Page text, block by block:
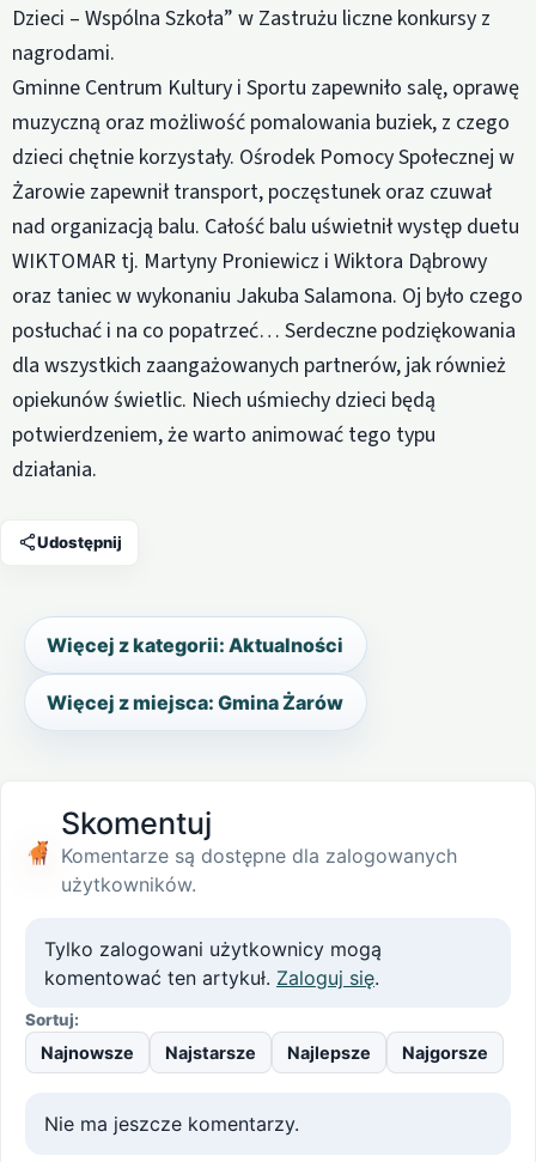
Dzieci – Wspólna Szkoła” w Zastrużu liczne konkursy z
nagrodami.
Gminne Centrum Kultury i Sportu zapewniło salę, oprawę
muzyczną oraz możliwość pomalowania buziek, z czego
dzieci chętnie korzystały. Ośrodek Pomocy Społecznej w
Żarowie zapewnił transport, poczęstunek oraz czuwał
nad organizacją balu. Całość balu uświetnił występ duetu
WIKTOMAR tj. Martyny Proniewicz i Wiktora Dąbrowy
oraz taniec w wykonaniu Jakuba Salamona. Oj było czego
posłuchać i na co popatrzeć… Serdeczne podziękowania
dla wszystkich zaangażowanych partnerów, jak również
opiekunów świetlic. Niech uśmiechy dzieci będą
potwierdzeniem, że warto animować tego typu
działania.
Udostępnij
Więcej z kategorii: Aktualności
Więcej z miejsca: Gmina Żarów
Skomentuj
Komentarze są dostępne dla zalogowanych
użytkowników.
Tylko zalogowani użytkownicy mogą
komentować ten artykuł. Zaloguj się.
Sortuj:
Najnowsze Najstarsze Najlepsze Najgorsze
Nie ma jeszcze komentarzy.